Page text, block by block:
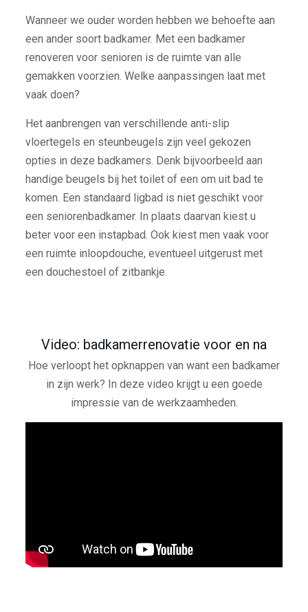
Wanneer we ouder worden hebben we behoefte aan
een ander soort badkamer. Met een badkamer
renoveren voor senioren is de ruimte van alle
gemakken voorzien. Welke aanpassingen laat met
vaak doen?
Het aanbrengen van verschillende anti-slip
vloertegels en steunbeugels zijn veel gekozen
opties in deze badkamers. Denk bijvoorbeeld aan
handige beugels bij het toilet of een om uit bad te
komen. Een standaard ligbad is niet geschikt voor
een seniorenbadkamer. In plaats daarvan kiest u
beter voor een instapbad. Ook kiest men vaak voor
een ruimte inloopdouche, eventueel uitgerust met
een douchestoel of zitbankje.
Video: badkamerrenovatie voor en na
Hoe verloopt het opknappen van want een badkamer
in zijn werk? In deze video krijgt u een goede
impressie van de werkzaamheden.